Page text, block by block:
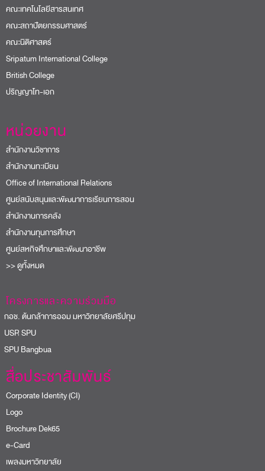
คณะเทคโนโลยีสารสนเทศ
คณะสถาปัตยกรรมศาสตร์
คณะนิติศาสตร์
Sripatum International College
British College
ปริญญาโท-เอก
หน่วยงาน
สำนักงานวิชาการ
สำนักงานทะเบียน
Office of International Relations
ศูนย์สนับสนุนและพัฒนาการเรียนการสอน
สำนักงานการคลัง
สำนักงานทุนการศึกษา
ศูนย์สหกิจศึกษาและพัฒนาอาชีพ
>> ดูทั้งหมด
โครงการและความร่วมมือ
ช. ต้นกล้าการออม มหาวิทยาลัยศรีปทุม
SPU
Bangbua
สื่อประชาสัมพันธ์
Corporate Identity (CI)
Logo
Brochure Dek65
e-Card
เพลงมหาวิทยาลัย